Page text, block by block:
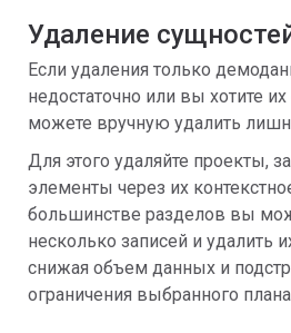
Удаление
Если удаления только
недостаточно или вы хотите
можете вручную удалить
Для этого удаляйте проекты,
элементы через их
большинстве разделов вы
несколько записей и удалить
снижая объем данных и
ограничения выбранного